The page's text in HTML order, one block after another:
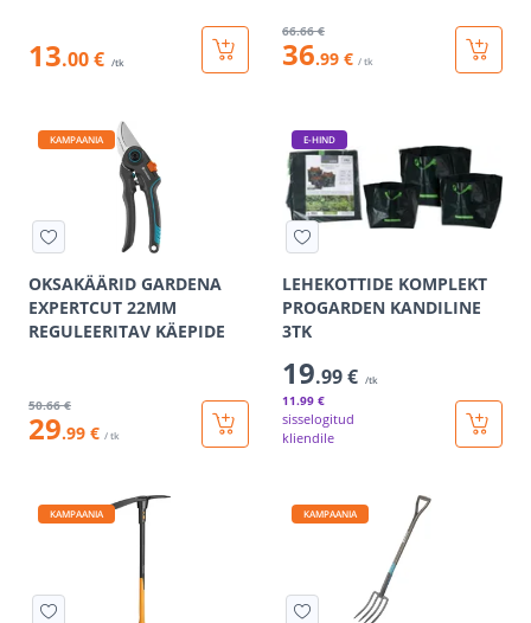
13.00 € /tk
66.66 €
36.99 € / tk
KAMPAANIA
OKSAKÄÄRID GARDENA
EXPERTCUT 22MM
REGULEERITAV KÄEPIDE
50.66 €
29.99 € / tk
E-HIND
LEHEKOTTIDE KOMPLEKT
PROGARDEN KANDILINE
3TK
19.99 € /tk
11.99 €
sisselogitud
kliendile
KAMPAANIA KAMPAANIA